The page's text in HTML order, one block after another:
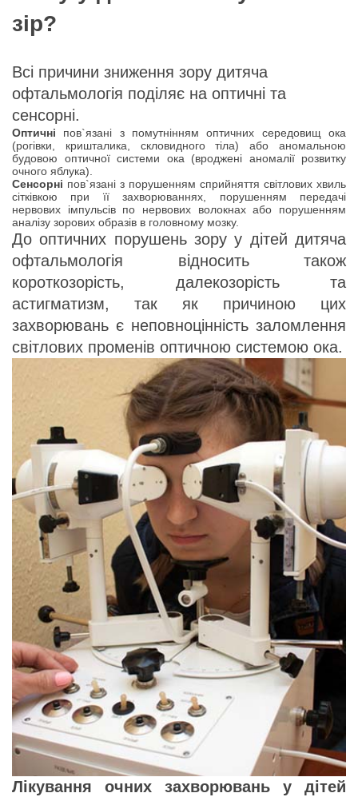
зір?
Всі причини зниження зору дитяча
офтальмологія поділяє на оптичні та
сенсорні.
Оптичні пов`язані з помутнінням оптичних середовищ ока
(рогівки, кришталика, скловидного тіла) або аномальною
будовою оптичної системи ока (вроджені аномалії розвитку
очного яблука).
Сенсорні пов`язані з порушенням сприйняття світлових хвиль
сітківкою при її захворюваннях, порушенням передачі
нервових імпульсів по нервових волокнах або порушенням
аналізу зорових образів в головному мозку.
До оптичних порушень зору у дітей дитяча
офтальмологія відносить також
короткозорість, далекозорість та
астигматизм, так як причиною цих
захворювань є неповноцінність заломлення
світлових променів оптичною системою ока.
Лікування очних захворювань у дітей